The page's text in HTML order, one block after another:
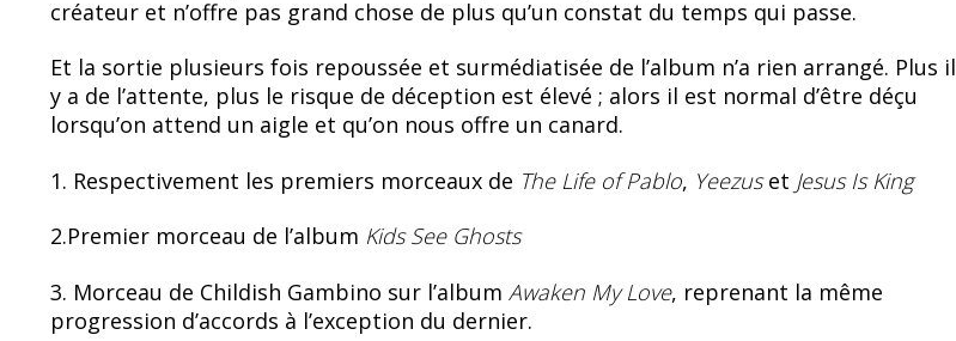
créateur et n’offre pas grand chose de plus qu’un constat du temps qui passe.
Et la sortie plusieurs fois repoussée et surmédiatisée de l’album n’a rien arrangé. Plus il
y a de l’attente, plus le risque de déception est élevé ; alors il est normal d’être déçu
lorsqu’on attend un aigle et qu’on nous offre un canard.
1. Respectivement les premiers morceaux de The Life of Pablo, Yeezuset Jesus Is King
2.Premier morceau de l’album Kids See Ghosts
3. Morceau de Childish Gambino sur l’albumAwaken My Love, reprenant la même
progression d’accords à l’exception du dernier.